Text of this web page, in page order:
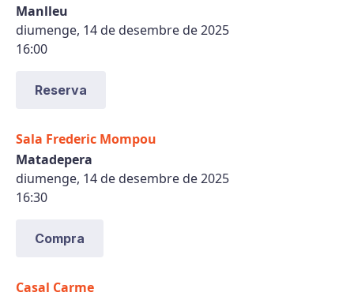
Manlleu
diumenge, 14 de desembre de 2025
16:00
Reserva
Sala Frederic Mompou
Matadepera
diumenge, 14 de desembre de 2025
16:30
Compra
Casal Carme